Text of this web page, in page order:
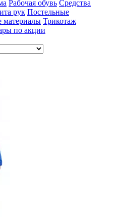
Рабочая обувь Средства
рук Постельные
материалы Трикотаж
по акции